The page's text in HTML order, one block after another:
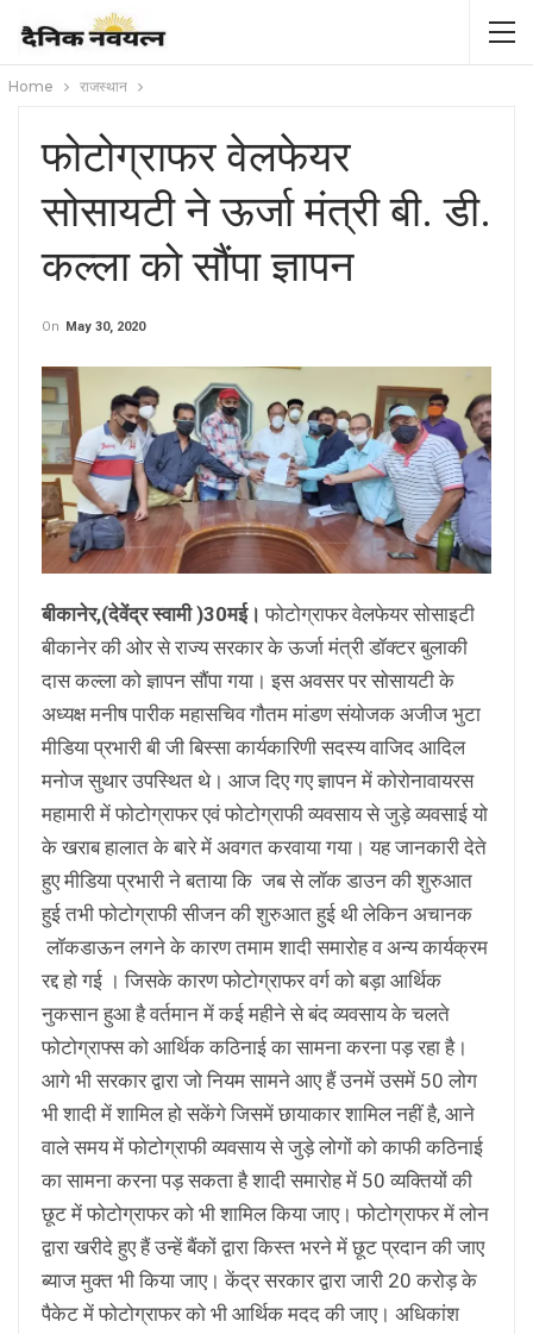
Home राजस्थान
फोटोग्राफर वेलफेयर
सोसायटी ने ऊर्जा मंत्री बी. डी.
कल्ला को सौंपा ज्ञापन
On May 30, 2020
बीकानेर,(देवेंद्र स्वामी )30मई। फोटोग्राफर वेलफेयर सोसाइटी
बीकानेर की ओर से राज्य सरकार के ऊर्जा मंत्री डॉक्टर बुलाकी
दास कल्ला को ज्ञापन सौंपा गया। इस अवसर पर सोसायटी के
अध्यक्ष मनीष पारीक महासचिव गौतम मांडण संयोजक अजीज भुटा
मीडिया प्रभारी बी जी बिस्सा कार्यकारिणी सदस्य वाजिद आदिल
मनोज सुथार उपस्थित थे। आज दिए गए ज्ञापन में कोरोनावायरस
महामारी में फोटोग्राफर एवं फोटोग्राफी व्यवसाय से जुड़े व्यवसाई यो
के खराब हालात के बारे में अवगत करवाया गया। यह जानकारी देते
हुए मीडिया प्रभारी ने बताया कि जब से लॉक डाउन की शुरुआत
हुई तभी फोटोग्राफी सीजन की शुरुआत हुई थी लेकिन अचानक
लॉकडाऊन लगने के कारण तमाम शादी समारोह व अन्य कार्यक्रम
रद्द हो गई । जिसके कारण फोटोग्राफर वर्ग को बड़ा आर्थिक
नुकसान हुआ है वर्तमान में कई महीने से बंद व्यवसाय के चलते
फोटोग्राफ्स को आर्थिक कठिनाई का सामना करना पड़ रहा है।
आगे भी सरकार द्वारा जो नियम सामने आए हैं उनमें उसमें 50 लोग
भी शादी में शामिल हो सकेंगे जिसमें छायाकार शामिल नहीं है, आने
वाले समय में फोटोग्राफी व्यवसाय से जुड़े लोगों को काफी कठिनाई
का सामना करना पड़ सकता हैशादी समारोह में 50 व्यक्तियों की
छूट में फोटोग्राफर को भी शामिल किया जाए। फोटोग्राफर में लोन
द्वारा खरीदे हुए हैं उन्हें बैंकों द्वारा किस्त भरने में छूट प्रदान की जाए
ब्याज मुक्त भी किया जाए। केंद्र सरकार द्वारा जारी 20 करोड़ के
पैकेट में फोटोग्राफर को भी आर्थिक मदद की जाए। अधिकांश